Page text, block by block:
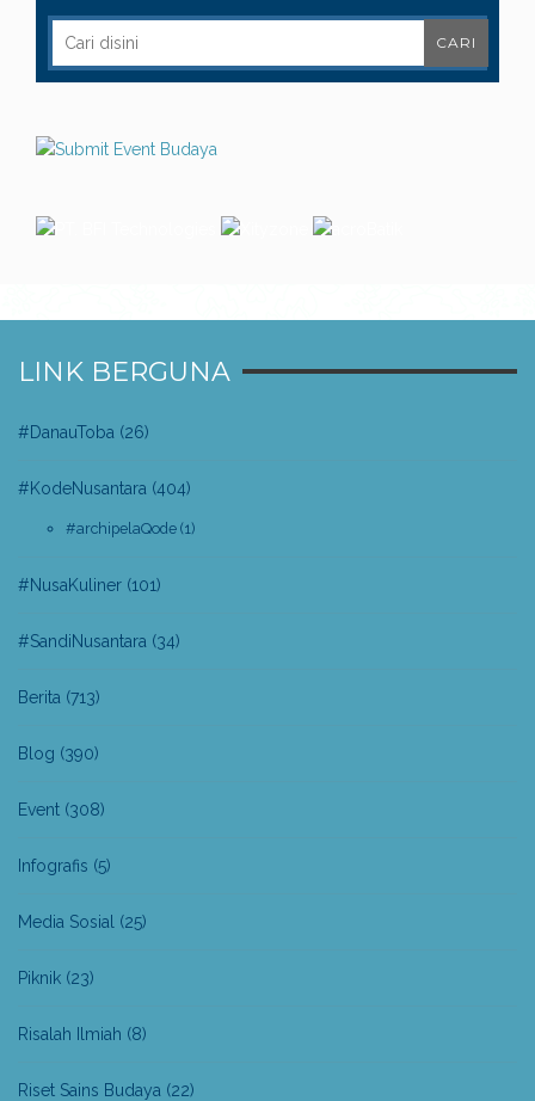
LINK BERGUNA
#DanauToba (26)
#KodeNusantara (404)
#archipelaQode (1)
#NusaKuliner (101)
#SandiNusantara (34)
Berita (713)
Blog (390)
Event (308)
Infografis (5)
Media Sosial (25)
Piknik (23)
Risalah Ilmiah (8)
Riset Sains Budaya (22)